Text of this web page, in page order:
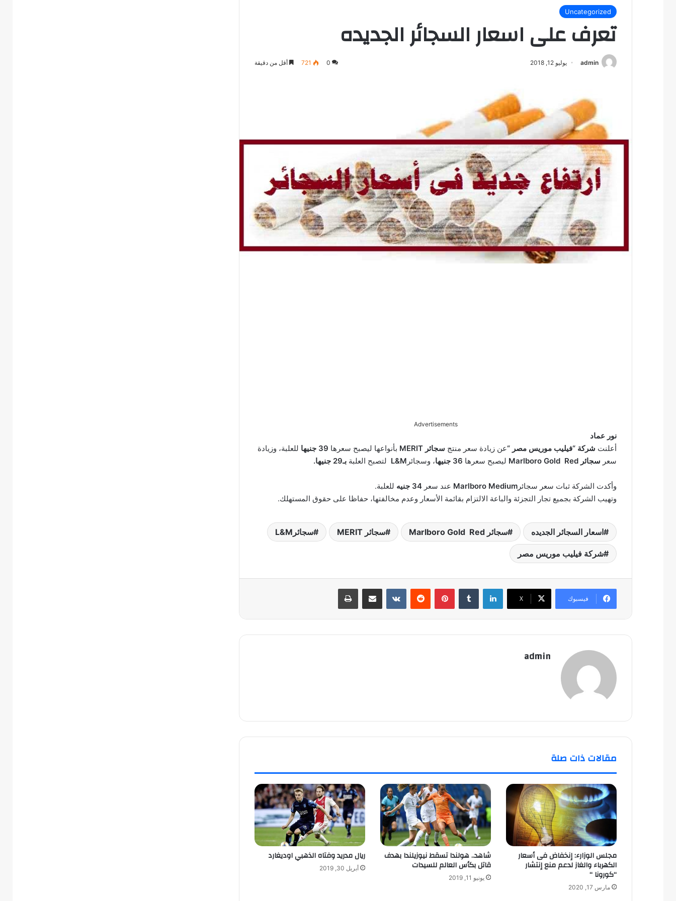
Uncategorized
تعرف على اسعار السجائر الجديده
admin يوليو 12, 2018 0
721 أقل من دقيقة
Advertisements
نور عماد
أعلنت شركة “فيليب موريس مصر “عن زيادة سعر منتج سجائر MERIT بأنواعها ليصبح سعرها
للعلبة، وزيادة
سعر سجائر Marlboro Gold Red ليصبح سعرها 36 جنيها ، وسجائر L&M لتصبح العلبة بـ29 جنيها.
وأكدت الشركة ثبات سعر سجائر Marlboro Medium عند سعر
للعلبة.
وتهيب الشركة بجميع تجار التجزئة والباعة الالتزام بقائمة الأسعار وعدم مخالفتها، حفاظا على حقوق المستهلك.
اسعار السجائر الجديده سجائر Marlboro Gold Red سجائر MERIT سجائرL&M
شركة فيليب موريس مصر
فيسبوك ‫X
لينكدإن بينتيريست
admin
مقالات ذات صلة
مجلس الوزارء: إنخفاض فى أسعار
الكهرباء والغاز لدعم منع إنتشار
“كورونا “
مارس 17, 2020
شاهد.. هولندا تسقط نيوزيلندا بهدف
قاتل بكأس العالم للسيدات
يونيو 11, 2019
ريال مدريد وفتاه الذهبي اوديغارد
أبريل 30, 2019